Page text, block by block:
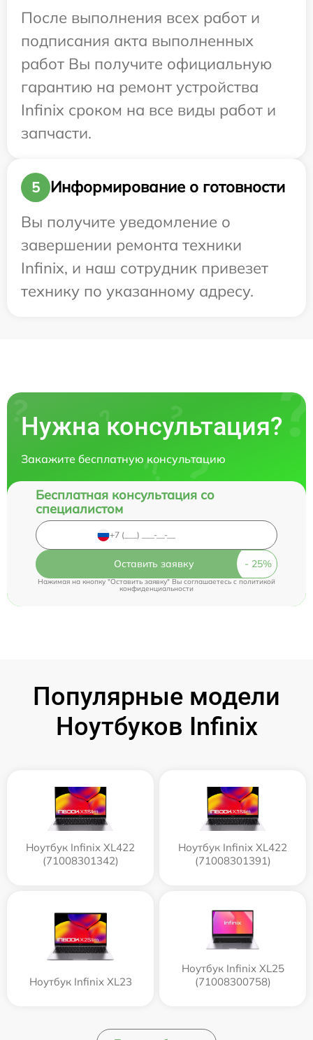
После выполнения всех работ и
подписания акта выполненных
работ Вы получите официальную
гарантию на ремонт устройства
Infinix сроком на все виды работ и
запчасти.
5
Информирование о готовности
Вы получите уведомление о
завершении ремонта техники
Infinix, и наш сотрудник привезет
технику по указанному адресу.
Нужна консультация?
Закажите бесплатную консультацию
Бесплатная консультация со
специалистом
Оставить заявку
Нажимая на кнопку "Оставить заявку" Вы соглашаетесь cполитикой
конфиденциальности
Популярные модели
Ноутбуков Infinix
Ноутбук Infinix XL422
(71008301342)
Ноутбук Infinix XL422
(71008301391)
Ноутбук Infinix XL23
Ноутбук Infinix XL25
(71008300758)